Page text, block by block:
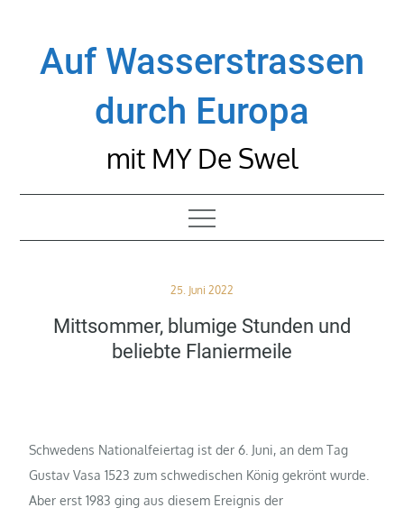
contentAuf Wasserstrassen
durch Europa
mit MY De Swel
Posted
25. Juni 2022
Mittsommer, blumige Stunden und
beliebte Flaniermeile
Schwedens Nationalfeiertag ist der 6. Juni, an dem Tag
Gustav Vasa 1523 zum schwedischen König gekrönt wurde.
Aber erst 1983 ging aus diesem Ereignis der